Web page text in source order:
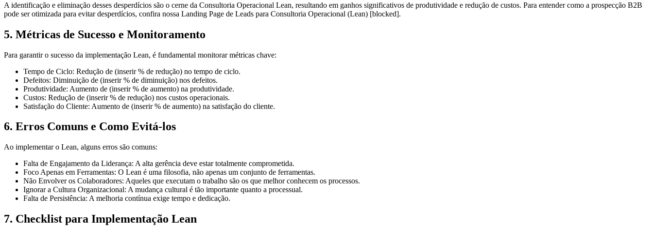
A identificação e eliminação desses desperdícios são o cerne da Consultoria Operacional Lean, resultando em ganhos significativos de produtividade e redução de custos. Para entender como a prospecção B2B
pode ser otimizada para evitar desperdícios, confira nossa Landing Page de Leads para Consultoria Operacional (Lean) [blocked].
5. Métricas de Sucesso e Monitoramento
Para garantir o sucesso da implementação Lean, é fundamental monitorar métricas chave:
Tempo de Ciclo: Redução de (inserir % de redução) no tempo de ciclo.
Defeitos: Diminuição de (inserir % de diminuição) nos defeitos.
Produtividade: Aumento de (inserir % de aumento) na produtividade.
Custos: Redução de (inserir % de redução) nos custos operacionais.
Satisfação do Cliente: Aumento de (inserir % de aumento) na satisfação do cliente.
6. Erros Comuns e Como Evitá-los
Ao implementar o Lean, alguns erros são comuns:
Falta de Engajamento da Liderança: A alta gerência deve estar totalmente comprometida.
Foco Apenas em Ferramentas: O Lean é uma filosofia, não apenas um conjunto de ferramentas.
Não Envolver os Colaboradores: Aqueles que executam o trabalho são os que melhor conhecem os processos.
Ignorar a Cultura Organizacional: A mudança cultural é tão importante quanto a processual.
Falta de Persistência: A melhoria contínua exige tempo e dedicação.
7. Checklist para Implementação Lean